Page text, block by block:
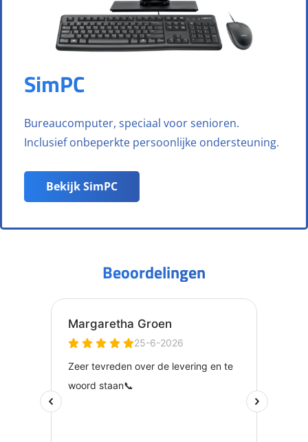
SimPC
Bureaucomputer, speciaal voor senioren.
Inclusief onbeperkte persoonlijke ondersteuning.
Bekijk SimPC
Beoordelingen